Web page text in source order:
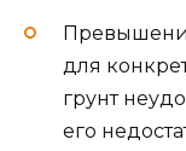
для
грунт
его